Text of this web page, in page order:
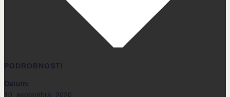
PODROBNOSTI
Datum:
10. septembra, 2020